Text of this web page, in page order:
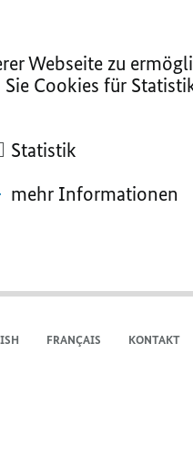
Webseite zu
Cookies für
Statistik
mehr Informationen
FRANÇAIS KONTAKT